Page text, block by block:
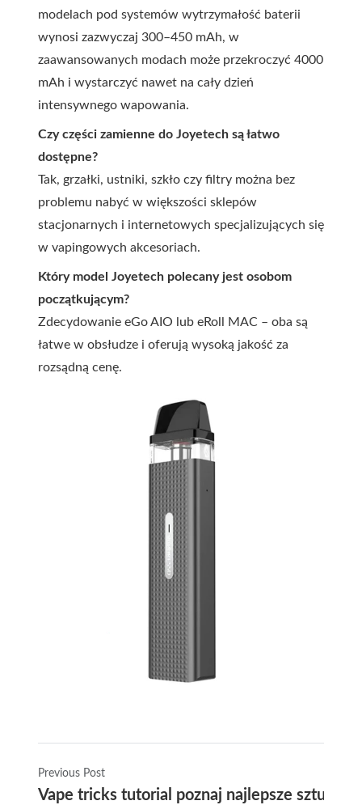
modelach pod systemów wytrzymałość baterii
wynosi zazwyczaj 300–450 mAh, w
zaawansowanych modach może przekroczyć 4000
mAh i wystarczyć nawet na cały dzień
intensywnego wapowania.
Czy części zamienne do Joyetech są łatwo
dostępne?
Tak, grzałki, ustniki, szkło czy filtry można bez
problemu nabyć w większości sklepów
stacjonarnych i internetowych specjalizujących się
w vapingowych akcesoriach.
Który model Joyetech polecany jest osobom
początkującym?
Zdecydowanie eGo AIO lub eRoll MAC – oba są
łatwe w obsłudze i oferują wysoką jakość za
rozsądną cenę.
Previous Post
Vape tricks tutorial poznaj najlepsze